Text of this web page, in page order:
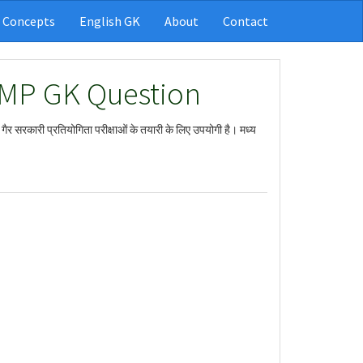
English GK About Contact
GK Question
सरकारी प्रतियोगिता परीक्षाओं के तयारी के लिए उपयोगी है। मध्य